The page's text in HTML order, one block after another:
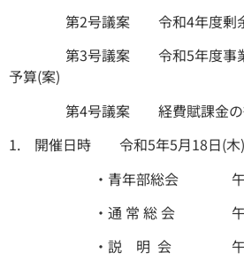
第2号議案 令和4年度剰余
第3号議案 令和5年度事業計
予算(案)
第4号議案 経費賦課金の徴
1. 開催日時 令和5年5月18日(木)
・青年部総会 午後2時
・通 常 総 会 午後3時
・説 明 会 午後3時